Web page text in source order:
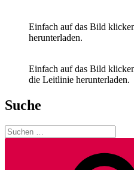
Einfach auf das Bild
herunterladen.
Einfach auf das Bild
die Leitlinie herunterladen.
Suche
Suchen
nach: